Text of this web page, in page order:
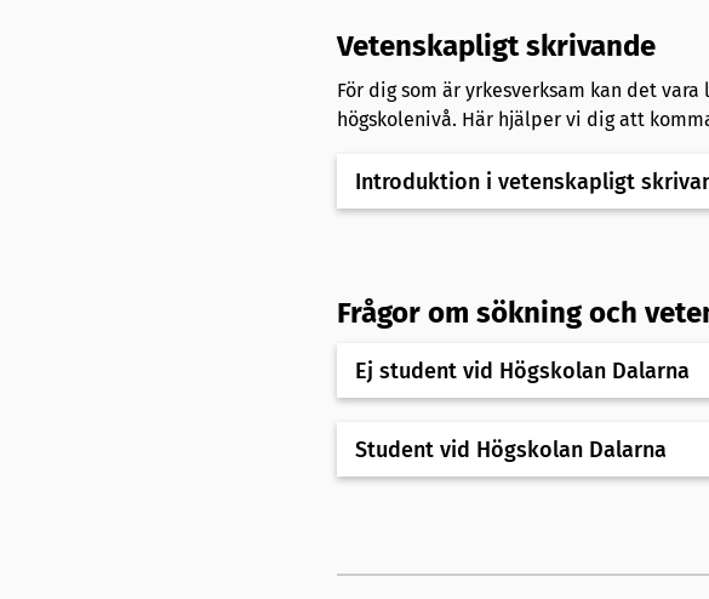
Vetenskapligt skrivande
För dig som är yrkesverksam kan det
högskolenivå. Här hjälper vi dig att
Introduktion i vetenskapligt
Frågor om sökning och
Ej student vid Högskolan Dalarna
Student vid Högskolan Dalarna